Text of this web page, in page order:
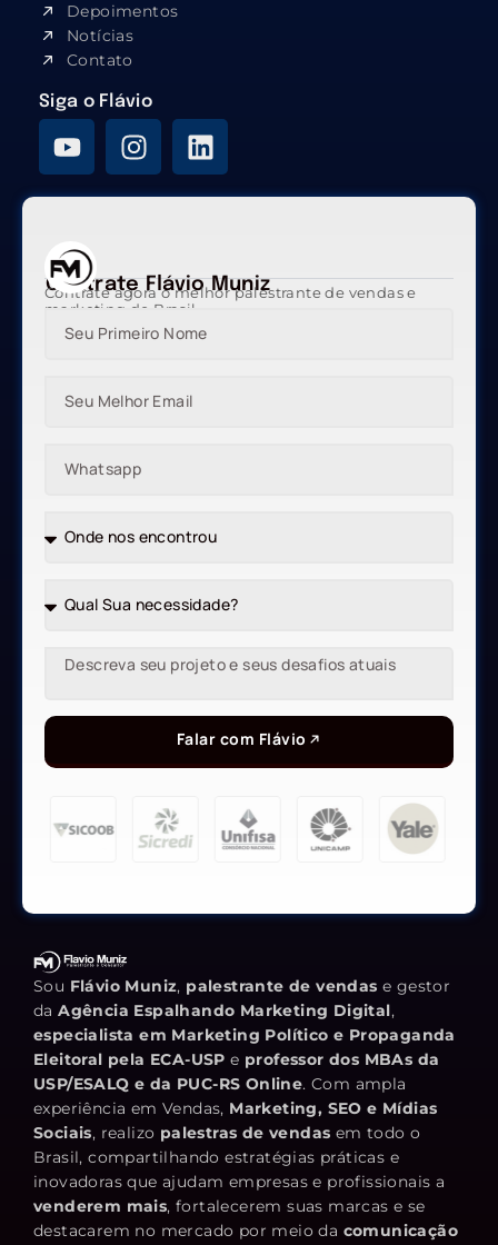
Depoimentos
Notícias
Contato
Siga o Flávio
Contrate Flávio Muniz
Contrate agora o melhor palestrante de vendas e
marketing do Brasil
Falar com Flávio
Sou Flávio Muniz, palestrante de vendas e gestor
daAgência Espalhando Marketing Digital,
especialista em Marketing Político e Propaganda
Eleitoral pela ECA-USP e professor dos MBAs da
USP/ESALQ e da PUC-RS Online. Com ampla
experiência em Vendas, Marketing, SEO e Mídias
Sociais, realizo palestras de vendas em todo o
Brasil, compartilhando estratégias práticas e
inovadoras que ajudam empresas e profissionais a
venderem mais, fortalecerem suas marcas e se
destacarem no mercado por meio da comunicação